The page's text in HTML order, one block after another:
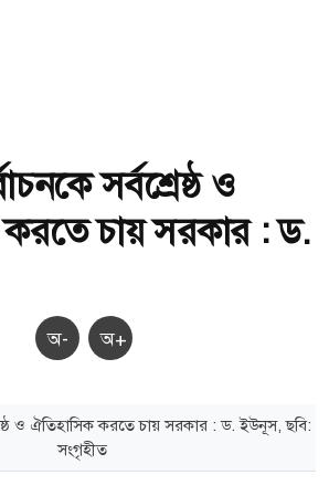
সর্বশ্রেষ্ঠ ও
চায় সরকার : ড.
অ- অ+
ও ঐতিহাসিক করতে চায় সরকার : ড. ইউনূস, ছবি:
সংগৃহীত